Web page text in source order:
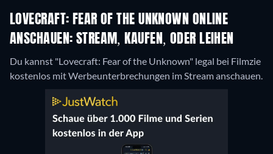
LOVECRAFT: FEAR OF THE UNKNOWN ONLINE
ANSCHAUEN: STREAM, KAUFEN, ODER LEIHEN
Du kannst "Lovecraft: Fear of the Unknown" legal bei Filmzie
kostenlos mit Werbeunterbrechungen im Stream anschauen.